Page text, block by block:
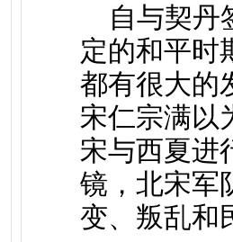
自与契丹
定的和平时
都有很大的
宋仁宗满以
宋与西夏进
镜，北宋军
变、叛乱和